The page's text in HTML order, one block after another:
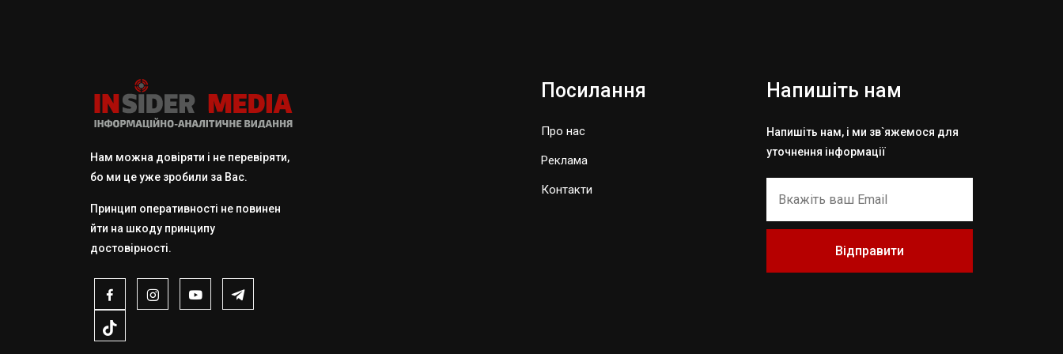
Нам можна довіряти і не перевіряти,
бо ми це уже зробили за Вас.
Принцип оперативності не повинен
йти на шкоду принципу
достовірності.
Посилання
Про нас
Реклама
Контакти
Напишіть нам
Напишіть нам, і ми зв`яжемося для
уточнення інформації
Відправити